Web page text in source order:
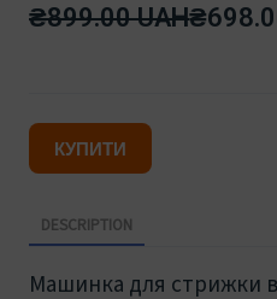
₴899.00 UAH
КУПИТИ
DESCRIPTION
Машинка для стрижки